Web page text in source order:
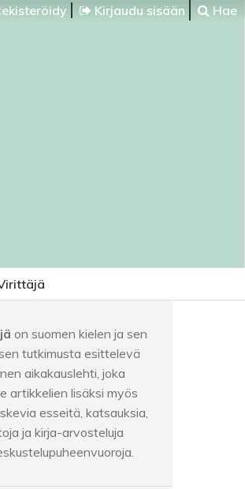
Kirjaudu sisään Hae
on suomen kielen ja sen
tutkimusta esittelevä
aikakauslehti, joka
artikkelien lisäksi myös
esseitä, katsauksia,
ja kirja-arvosteluja